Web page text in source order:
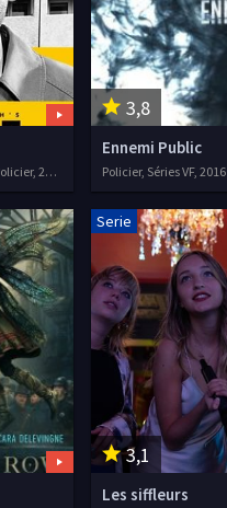
Séries VOSTFR, Drame, Policier, 2021
3,8
Ennemi Public
Policier, Séries VF, 2016
3,1
Serie
Les siffleurs